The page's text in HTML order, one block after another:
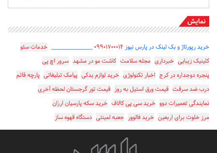
نمایش
خرید رپورتاژ و بک لینک در پارس نیوز ۰۹۹۰۱۷۰۰۰۱۴
خدمات سئو
کلینیک زیبایی خبرداری مجله سلامت کاشت مو در مشهد سرور اچ پی
پنجره دوجداره در کرج اخبار تکنولوژی خرید لوازم یدکی پیامک تبلیغاتی پارچه قائم
درب ضد سرقت قیمت ورق استیل به روز قیمت تور گرجستان لحظه آخری
نمایندگی تعمیرات دوو خرید سی پی کالاف خرید سکه پارسیان ارزان
مرز خلوت برای اربعین خرید فالوور جعبه لمینتی دستگاه قهوه ساز